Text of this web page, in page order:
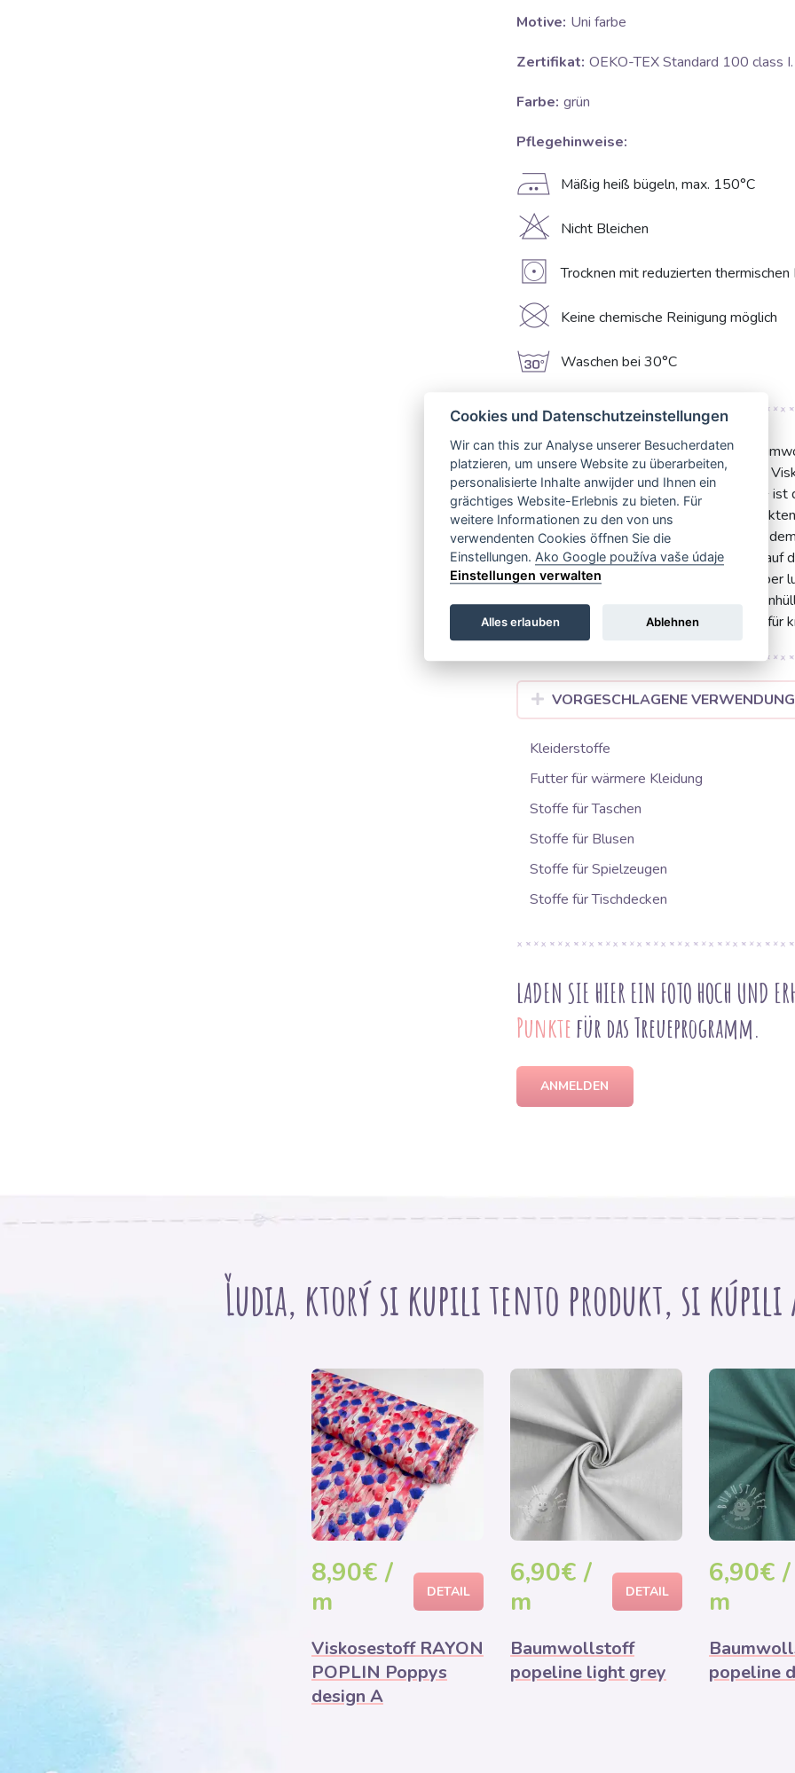
Motive: Uni farbe
Zertifikat: OEKO-TEX Standard 100 class I.
Farbe: grün
Pflegehinweise:
E Mäßig heiß bügeln, max. 150°C
H Nicht Bleichen
V Trocknen mit reduzierten
K Keine chemische Reinigung möglich
g Waschen bei 30°C
Entdecken Sie unseren wunderbaren
Mischung aus 60% Baumwolle und 40%
hervorragende Qualität. Mit nur 115 g/m²
ihn perfekt für eine Vielzahl von
Strapazierfähigkeit, während die Viskose
Glanz verleiht, der sich wunderbar weich
Uni-Design passt von eleganter Bluse über
Auch für stilvolle Heimtextilien wie
hervorragend geeignet. Ein echtes Muss für
VORGESCHLAGENE VERWENDUNG
Kleiderstoffe
Futter für wärmere Kleidung
Stoffe für Taschen
Stoffe für Blusen
Stoffe für Spielzeugen
Stoffe für Tischdecken
LADEN SIE HIER EIN FOTO HOCH UND
Punktefür das Treueprogramm.
ANMELDEN
Ľudia, ktorý si kupili tento produkt, si
8,90€ /
m
DETAIL
Viskosestoff RAYON
POPLIN Poppys
design A
6,90€ /
m
DETAIL
Baumwollstoff
popeline light grey
6,90€ /
m
popeline
Cookies und Datenschutzeinstellungen
Wir can this zur Analyse unserer Besucherdaten
platzieren, um unsere Website zu überarbeiten,
personalisierte Inhalte anwijder und Ihnen ein
grächtiges Website-Erlebnis zu bieten. Für
weitere Informationen zu den von uns
verwendenten Cookies öffnen Sie die
Einstellungen. Ako Google používa vaše údaje
Einstellungen verwalten
Alles erlauben Ablehnen